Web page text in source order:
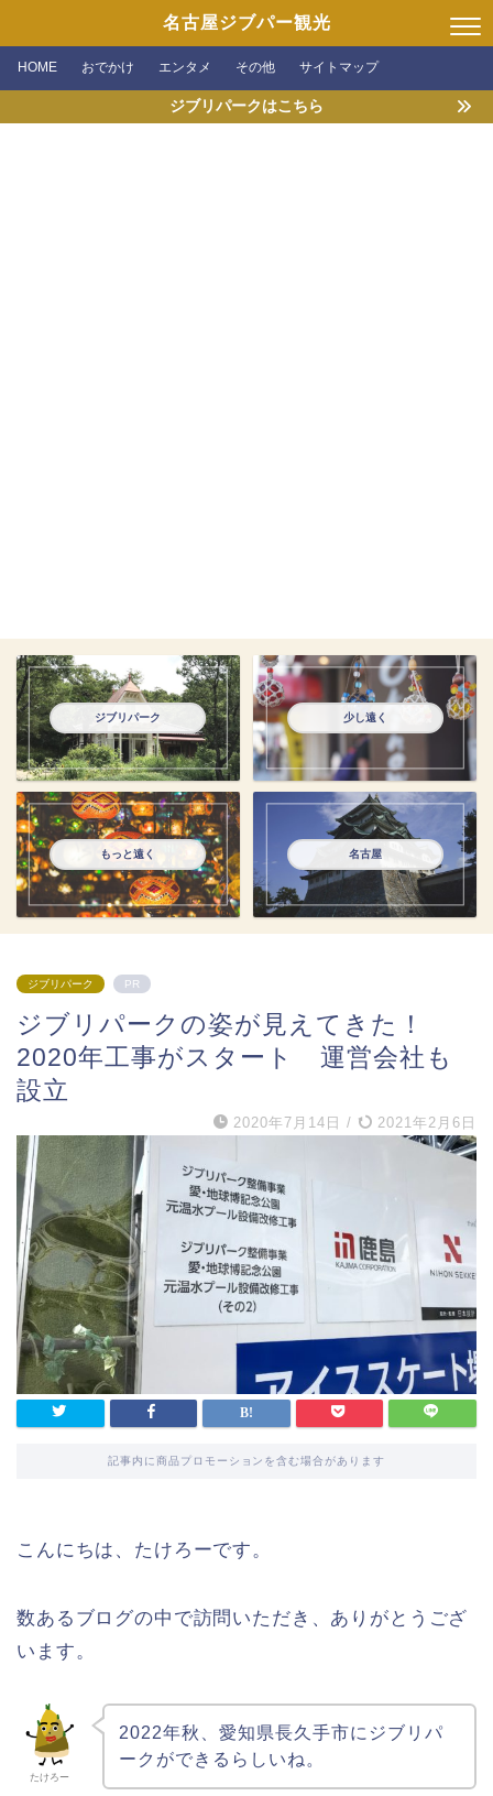
名古屋ジブパー観光
HOME おでかけ エンタメ その他 サイトマップ
ジブリパークはこちら
ジブリパーク 少し遠く
もっと遠く 名古屋
ジブリパーク PR
ジブリパークの姿が見えてきた！
2020年工事がスタート 運営会社も
設立
2020年7月14日 / 2021年2月6日
記事内に商品プロモーションを含む場合があります
こんにちは、たけろーです。
数あるブログの中で訪問いただき、ありがとうござ
います。
たけろー
2022年秋、愛知県長久手市にジブリパ
ークができるらしいね。